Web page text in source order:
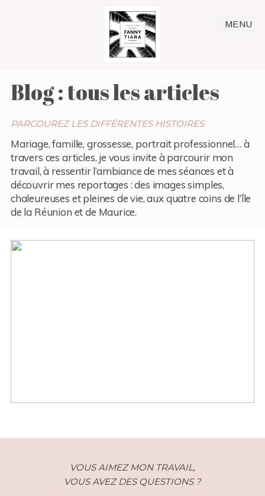
MENU
Blog : tous les articles
PARCOUREZ LES DIFFÉRENTES HISTOIRES
Mariage, famille, grossesse, portrait professionnel… à
travers ces articles, je vous invite à parcourir mon
travail, à ressentir l’ambiance de mes séances et à
découvrir mes reportages : des images simples,
chaleureuses et pleines de vie, aux quatre coins de l’île
de la Réunion et de Maurice.
VOUS AIMEZ MON TRAVAIL,
VOUS AVEZ DES QUESTIONS ?